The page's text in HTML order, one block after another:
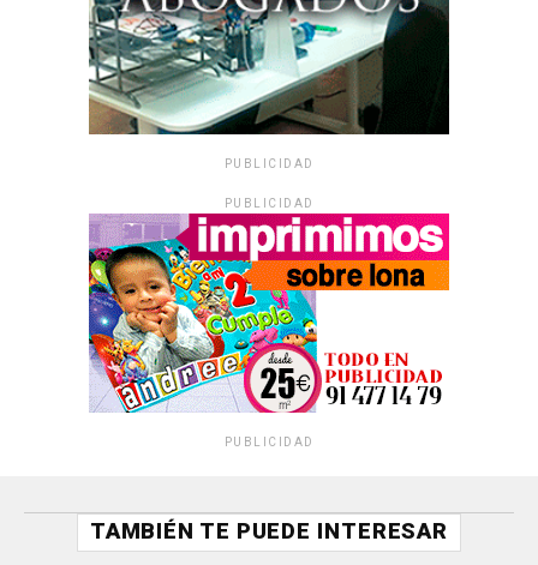
PUBLICIDAD
PUBLICIDAD
PUBLICIDAD
TAMBIÉN TE PUEDE INTERESAR